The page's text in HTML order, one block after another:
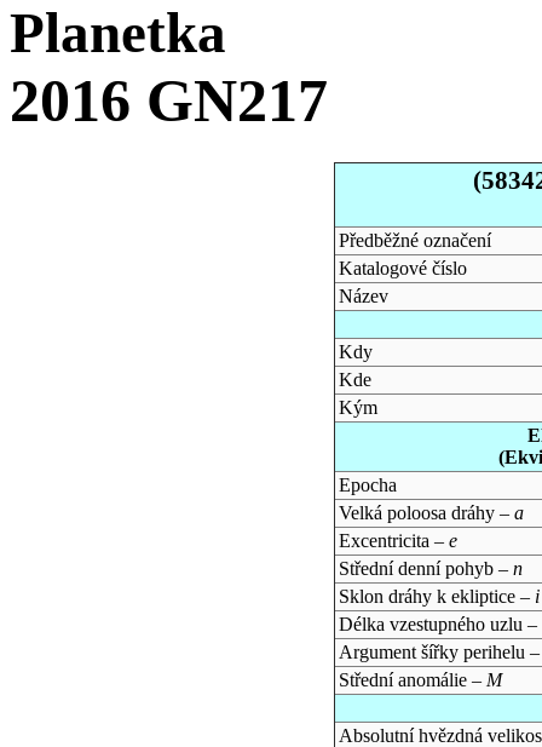
Planetka
2016 GN217
Předběžné označení
Katalogové číslo
Název
Kdy
Kde
Kým
Epocha
Velká poloosa dráhy – a
Excentricita – e
Střední denní pohyb – n
Sklon dráhy k ekliptice – i
Délka vzestupného uzlu –
Argument šířky perihelu
Střední anomálie – M
Absolutní hvězdná